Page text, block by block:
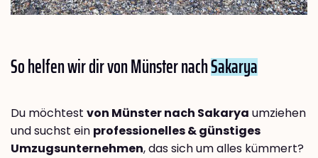
So helfen wir dir von Münster nachSakarya
Du möchtest von Münster nach Sakarya umziehen
und suchst ein professionelles & günstiges
Umzugsunternehmen, das sich um alles kümmert?